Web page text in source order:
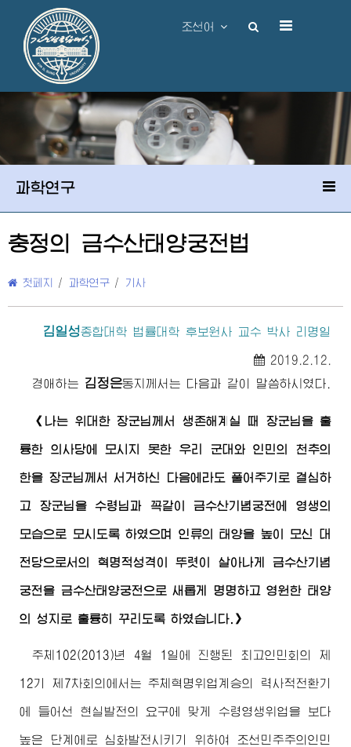
조선어
과학연구
충정의 금수산태양궁전법
첫페지 / 과학연구 / 기사
김일성종합대학 법률대학 후보원사 교수 박사 리명일
2019.2.12.
경애하는 김정은동지 께서는 다음과 같이 말씀하시였다.
《나는 위대한 장군님 께서 생존해계실 때 장군님을 훌
륭한 의사당에 모시지 못한 우리 군대와 인민의 천추의
한을 장군님 께서 서거하신 다음에라도 풀어주기로 결심하
고 장군님을수령님 과 꼭같이 금수산기념궁전에 영생의
모습으로 모시도록 하였으며 인류의 태양을 높이 모신 대
전당으로서의 혁명적성격이 뚜렷이 살아나게 금수산기념
궁전을 금수산태양궁전으로 새롭게 명명하고 영원한 태양
의 성지로 훌륭히 꾸리도록 하였습니다.》
주체102(2013)년 4월 1일에 진행된 최고인민회의 제
12기 제7차회의에서는 주체혁명위업계승의 력사적전환기
에 들어선 현실발전의 요구에 맞게 수령영생위업을 보다
높은 단계에로 심화발전시키기 위하여 조선민주주의인민